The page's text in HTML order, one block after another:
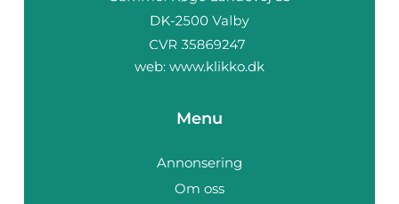
web: www.klikko.dk
Menu
Annonsering
Om oss